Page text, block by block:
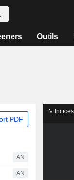
Outils
PDF
AN
AN
Indices